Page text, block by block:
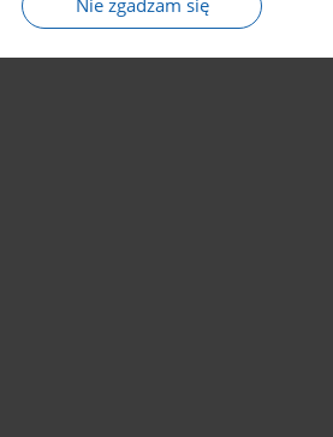
Nie zgadzam się